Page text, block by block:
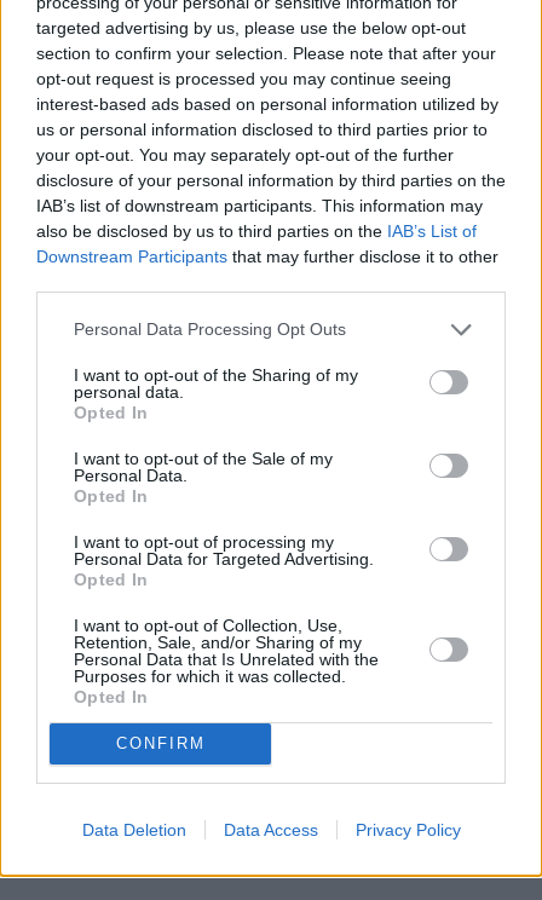
targeted advertising by us, please use the below opt-out
section to confirm your selection. Please note that after your
opt-out request is processed you may continue seeing
interest-based ads based on personal information utilized by
us or personal information disclosed to third parties prior to
your opt-out. You may separately opt-out of the further
disclosure of your personal information by third parties on the
IAB’s list of downstream participants. This information may
also be disclosed by us to third parties on the IAB’s List of
Downstream Participants that may further disclose it to other
Personal Data Processing Opt Outs
I want to opt-out of the Sharing of my
personal data.
Opted In
I want to opt-out of the Sale of my
Personal Data.
Opted In
I want to opt-out of processing my
Personal Data for Targeted Advertising.
Opted In
I want to opt-out of Collection, Use,
Retention, Sale, and/or Sharing of my
Personal Data that Is Unrelated with the
Purposes for which it was collected.
Opted In
CONFIRM
Data Deletion Data Access Privacy Policy
puede denunciar alguna de estas
infracciones y apoyarse en vídeos,
fotos o cualquier otro dato que refuerce
la denuncia y ayude a los cuerpos de
seguridad a detectar a los infractores.
Escribir un comentario
Nombre
(requerido)
Refescar
PUBLICIDAD